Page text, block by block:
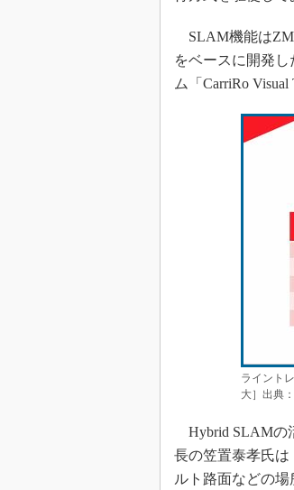
SLAM機能は
をベースに開発
ム「CarriRo Visual
ライント
大］出典
Hybrid SLAMの
長の笠置泰孝氏は
ルト路面などの